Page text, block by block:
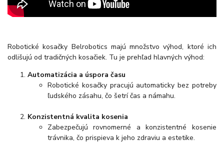
Robotické kosačky Belrobotics majú množstvo výhod, ktoré ich
odlišujú od tradičných kosačiek. Tu je prehľad hlavných výhod:
Automatizácia a úspora času
Robotické kosačky pracujú automaticky bez potreby
ľudského zásahu, čo šetrí čas a námahu.
Konzistentná kvalita kosenia
Zabezpečujú rovnomerné a konzistentné kosenie
trávnika, čo prispieva k jeho zdraviu a estetike.